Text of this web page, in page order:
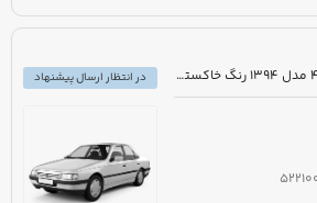
مزایده دولتی خودرو پژو 405 مدل 1394 رنگ خاکستری
در انتظار ارسال پیشنهاد